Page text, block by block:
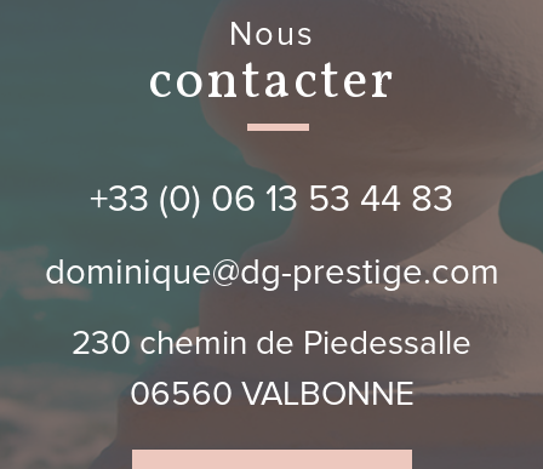
Nous
contacter
+33 (0) 06 13 53 44 83
dominique@dg-prestige.com
230 chemin de Piedessalle
06560 VALBONNE